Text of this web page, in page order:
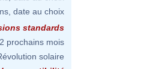
date au choix
standards
prochains mois
solaire